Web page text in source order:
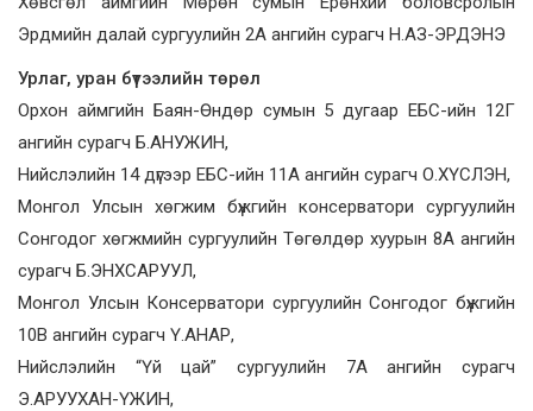
Эрдмийн далай сургуулийн 2А ангийн сурагч Н.АЗ-ЭРДЭНЭ
Урлаг, уран бүтээлийн төрөл
Орхон аймгийн Баян-Өндөр сумын 5 дугаар ЕБС-ийн 12Г
ангийн сурагч Б.АНУЖИН,
Нийслэлийн 14 дүгээр ЕБС-ийн 11А ангийн сурагч О.ХҮСЛЭН,
Монгол Улсын хөгжим бүжгийн консерватори сургуулийн
Сонгодог хөгжмийн сургуулийн Төгөлдөр хуурын 8А ангийн
сурагч Б.ЭНХСАРУУЛ,
Монгол Улсын Консерватори сургуулийн Сонгодог бүжгийн
10В ангийн сурагч Ү.АНАР,
Нийслэлийн “Үй цай” сургуулийн 7А ангийн сурагч
Э.АРУУХАН-ҮЖИН,